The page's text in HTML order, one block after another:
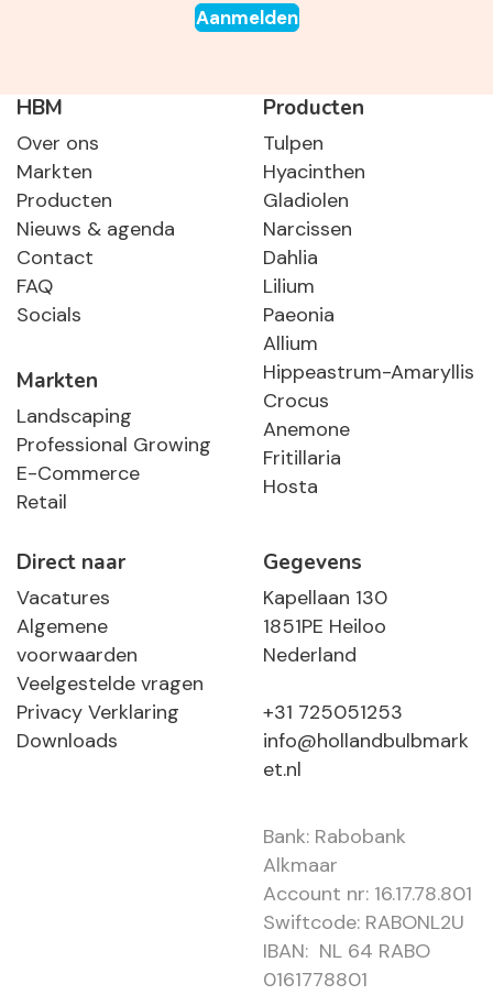
Aanmelden
HBM
Over ons
Markten
Producten
Nieuws & agenda
Contact
FAQ
Socials
Markten
Landscaping
Professional Growing
E-Commerce
Retail
Producten
Tulpen
Hyacinthen
Gladiolen
Narcissen
Dahlia
Lilium
Paeonia
Allium
Hippeastrum-Amaryllis
Crocus
Anemone
Fritillaria
Hosta
Direct naar
Vacatures
Algemene
voorwaarden
Veelgestelde vragen
Privacy Verklaring
Downloads
Gegevens
Kapellaan 130
1851PE Heiloo
Nederland
+31 725051253
info@hollandbulbmark
et.nl
Bank: Rabobank
Alkmaar
Account nr: 16.17.78.801
Swiftcode: RABONL2U
IBAN: NL 64 RABO
0161778801